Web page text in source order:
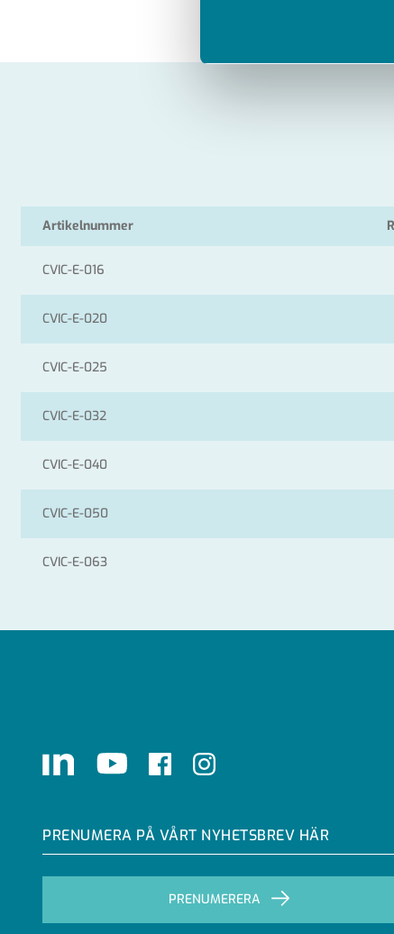
Artikelnummer
CVIC-E-016
CVIC-E-020
CVIC-E-025
CVIC-E-032
CVIC-E-040
CVIC-E-050
CVIC-E-063
LinkedIn Youtube FacebookInstagram
PRENUMERA PÅ VÅRT NYHETSBREV HÄR
PRENUMERERA